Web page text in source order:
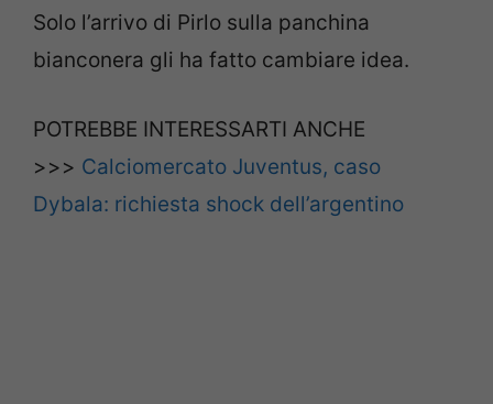
Solo l’arrivo di Pirlo sulla panchina
bianconera gli ha fatto cambiare idea.
POTREBBE INTERESSARTI ANCHE
>>> Calciomercato Juventus, caso
Dybala: richiesta shock dell’argentino